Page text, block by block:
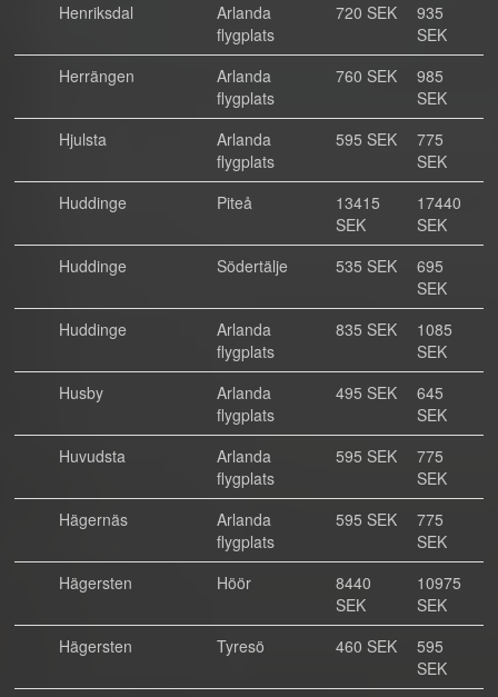
Henriksdal
Arlanda
flygplats
720 SEK
935
SEK
Herrängen
Arlanda
flygplats
760 SEK
985
SEK
Hjulsta
Arlanda
flygplats
595 SEK
775
SEK
Huddinge
Piteå
13415
SEK
17440
SEK
Huddinge
Södertälje 535 SEK
695
SEK
Huddinge
Arlanda
flygplats
835 SEK
1085
SEK
Husby
Arlanda
flygplats
495 SEK
645
SEK
Huvudsta
Arlanda
flygplats
595 SEK
775
SEK
Hägernäs
Arlanda
flygplats
595 SEK
775
SEK
Hägersten
Höör
8440
SEK
10975
SEK
Hägersten
Tyresö 460 SEK
595
SEK